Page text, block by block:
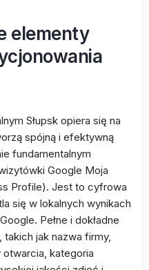
elementy
Słupsk opiera się na
spójną i efektywną
fundamentalnym
Google Moja
Profile). Jest to cyfrowa
się w lokalnych wynikach
Pełne i dokładne
jak nazwa firmy,
kategoria